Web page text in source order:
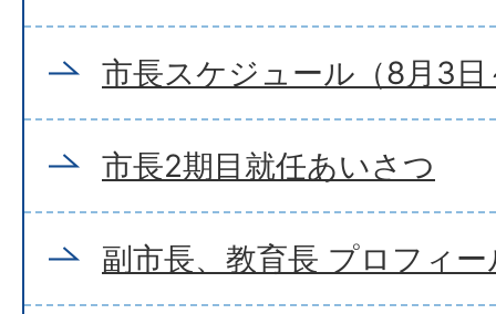
市長スケジュール（8月3日
市長2期目就任あいさつ
副市長、教育長 プロフィー